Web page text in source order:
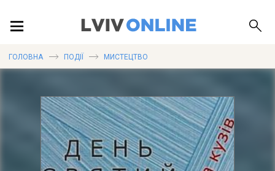
ПУБЛІКАЦІЇ
ГОЛОВНА ПОДІЇ МИСТЕЦТВО